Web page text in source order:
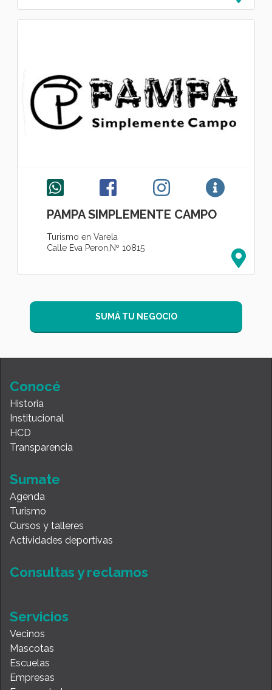
PAMPA SIMPLEMENTE CAMPO
Turismo en Varela
Calle Eva Peron,Nº 10815
SUMÁ TU NEGOCIO
Conocé
Historia
Institucional
HCD
Transparencia
Sumate
Agenda
Turismo
Cursos y talleres
Actividades deportivas
Consultas y reclamos
Servicios
Vecinos
Mascotas
Escuelas
Empresas